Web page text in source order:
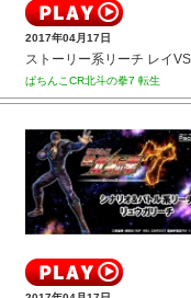
2017年04月17日
ぱちんこCR北斗の拳7 転生